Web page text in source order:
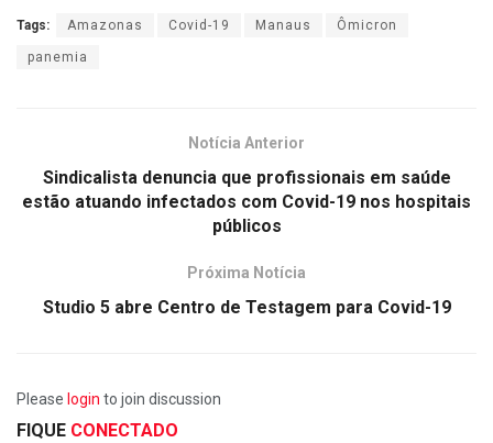
Tags: Amazonas Covid-19 Manaus Ômicron
panemia
Notícia Anterior
Sindicalista denuncia que profissionais em saúde
estão atuando infectados com Covid-19 nos hospitais
públicos
Próxima Notícia
Studio 5 abre Centro de Testagem para Covid-19
Please login to join discussion
FIQUE CONECTADO